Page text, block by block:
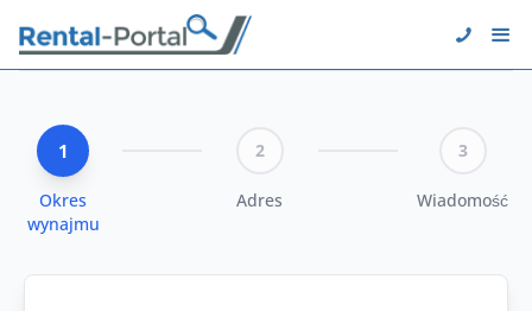
1
Okres
wynajmu
2
Adres
3
Wiadomość